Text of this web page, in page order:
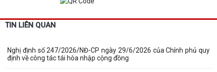
TIN LIÊN QUAN
Nghị định số 247/2026/NĐ-CP ngày 29/6/2026 của Chính phủ quy
định về công tác tái hòa nhập cộng đồng